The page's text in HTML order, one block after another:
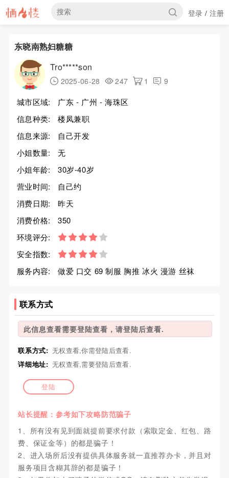
登录 / 注册
东晓南熟妇糖糖
Tro*****son
2025-06-28 247 1 9
城市区域:
广东 - 广州 - 海珠区
信息种类:
楼凤兼职
信息来源:
自己开发
小姐数量:
无
小姐年龄:
30岁-40岁
营业时间:
自己约
消费日期:
昨天
消费价格:
350
环境评分:
安全指数:
服务内容:
做爱 口交 69 制服 胸推 冰火 漫游 丝袜
联系方式
此信息查看需要登陆查看，请登陆后查看.
联系方式: 无权查看,你需登陆后查看.
详细地址: 无权查看,需要登陆后查看.
登陆
站长提醒：参考如下攻略防范骗子
1、所有没有见到面就提前要求付款（索取定金、红包、路
费、保证金等）的都是骗子！
2、进入场所后没有提供具体服务就一直推荐办卡，并且对
服务项目含糊其辞的都是骗子！